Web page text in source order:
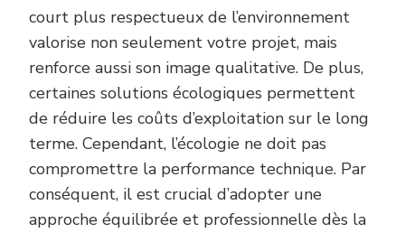
court plus respectueux de l’environnement
valorise non seulement votre projet, mais
renforce aussi son image qualitative. De plus,
certaines solutions écologiques permettent
de réduire les coûts d’exploitation sur le long
terme. Cependant, l’écologie ne doit pas
compromettre la performance technique. Par
conséquent, il est crucial d’adopter une
approche équilibrée et professionnelle dès la